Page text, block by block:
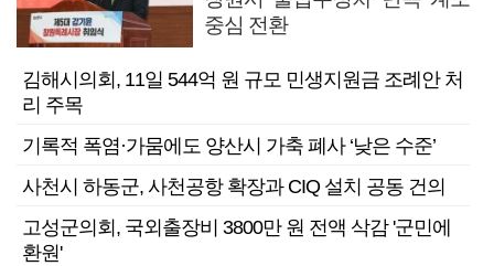
중심 전환
김해시의회, 11일 544억 원 규모 민생지원금 조례안 처
리 주목
기록적 폭염·가뭄에도 양산시 가축 폐사 ‘낮은 수준’
사천시 하동군, 사천공항 확장과 CIQ 설치 공동 건의
고성군의회, 국외출장비 3800만 원 전액 삭감 '군민에
환원'